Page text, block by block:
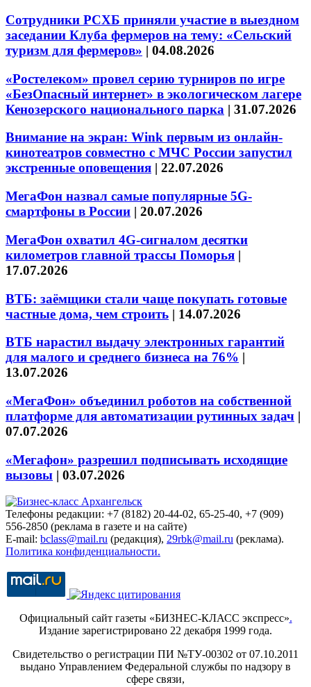
Сотрудники РСХБ приняли участие в выездном
заседании Клуба фермеров на тему: «Сельский
туризм для фермеров» | 04.08.2026
«Ростелеком» провел серию турниров по игре
«БезОпасный интернет» в экологическом лагере
Кенозерского национального парка | 31.07.2026
Внимание на экран: Wink первым из онлайн-
кинотеатров совместно с МЧС России запустил
экстренные оповещения | 22.07.2026
МегаФон назвал самые популярные 5G-
смартфоны в России | 20.07.2026
МегаФон охватил 4G-сигналом десятки
километров главной трассы Поморья |
17.07.2026
ВТБ: заёмщики стали чаще покупать готовые
частные дома, чем строить | 14.07.2026
ВТБ нарастил выдачу электронных гарантий
для малого и среднего бизнеса на 76% |
13.07.2026
«МегаФон» объединил роботов на собственной
платформе для автоматизации рутинных задач |
07.07.2026
«Мегафон» разрешил подписывать исходящие
вызовы | 03.07.2026
Телефоны редакции: +7 (8182) 20-44-02, 65-25-40, +7 (909)
556-2850 (реклама в газете и на сайте)
E-mail: bclass@mail.ru (редакция), 29rbk@mail.ru (реклама).
Политика конфиденциальности.
Официальный сайт газеты «БИЗНЕС-КЛАСС экспресс».
Издание зарегистрировано 22 декабря 1999 года.
Свидетельство о регистрации ПИ №ТУ-00302 от 07.10.2011
выдано Управлением Федеральной службы по надзору в
сфере связи,